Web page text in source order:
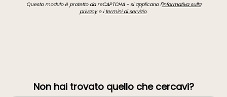
Questo modulo è protetto da reCAPTCHA - si applicano l'informativa sulla
privacye itermini di servizio.
Non hai trovato quello che cercavi?